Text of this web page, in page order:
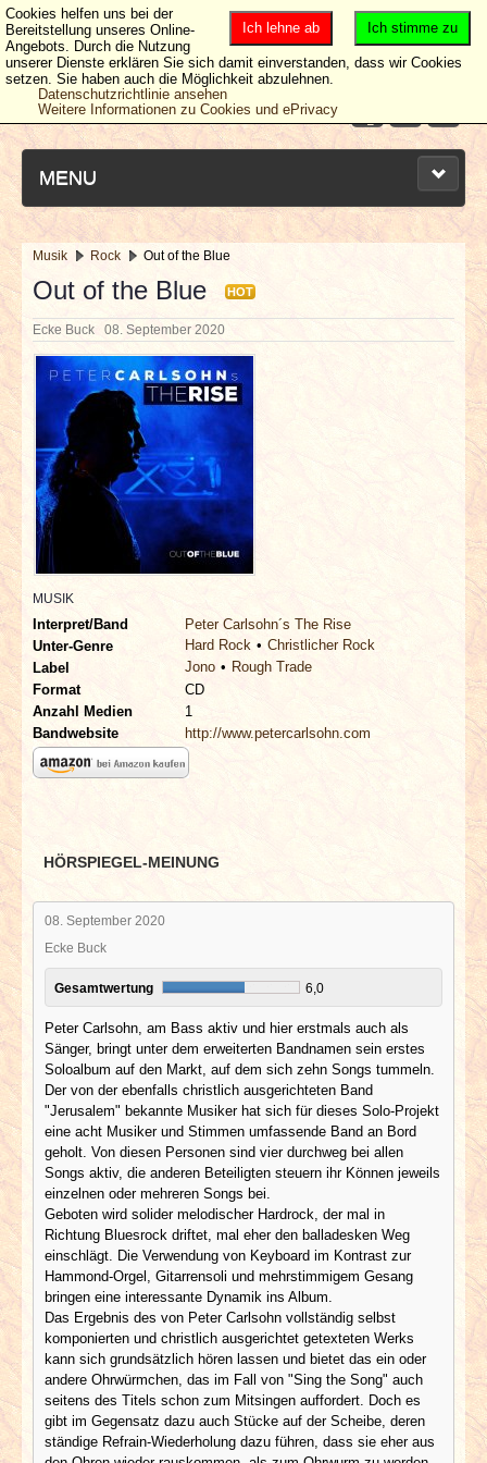
MENU
NEUESTE ARTIKEL
NEWS & DATES
BERICHTE
VERLOSUNGEN
INTERVIEWS
SPECIALS
REDAKTION
LINKS
ARCHIV
Musik Rock Out of the Blue
Out of the Blue HOT
Ecke Buck 08. September 2020
MUSIK
Interpret/Band
Peter Carlsohn´s The Rise
Unter-Genre
Hard Rock
Christlicher Rock
Label
Jono
Rough Trade
Format
CD
Anzahl Medien
1
Bandwebsite
http://www.petercarlsohn.com
HÖRSPIEGEL-MEINUNG
08. September 2020
Ecke Buck
Gesamtwertung 6,0
Peter Carlsohn, am Bass aktiv und hier erstmals auch als
Sänger, bringt unter dem erweiterten Bandnamen sein erstes
Soloalbum auf den Markt, auf dem sich zehn Songs tummeln.
Der von der ebenfalls christlich ausgerichteten Band
"Jerusalem" bekannte Musiker hat sich für dieses Solo-Projekt
eine acht Musiker und Stimmen umfassende Band an Bord
geholt. Von diesen Personen sind vier durchweg bei allen
Songs aktiv, die anderen Beteiligten steuern ihr Können jeweils
einzelnen oder mehreren Songs bei.
Geboten wird solider melodischer Hardrock, der mal in
Richtung Bluesrock driftet, mal eher den balladesken Weg
einschlägt. Die Verwendung von Keyboard im Kontrast zur
Hammond-Orgel, Gitarrensoli und mehrstimmigem Gesang
bringen eine interessante Dynamik ins Album.
Das Ergebnis des von Peter Carlsohn vollständig selbst
komponierten und christlich ausgerichtet getexteten Werks
kann sich grundsätzlich hören lassen und bietet das ein oder
andere Ohrwürmchen, das im Fall von "Sing the Song" auch
seitens des Titels schon zum Mitsingen auffordert. Doch es
gibt im Gegensatz dazu auch Stücke auf der Scheibe, deren
ständige Refrain-Wiederholung dazu führen, dass sie eher aus
Ich stimme zu
Ich lehne ab
Cookies helfen uns bei der
Bereitstellung unseres Online-
Angebots. Durch die Nutzung
unserer Dienste erklären Sie sich damit einverstanden, dass wir Cookies
setzen. Sie haben auch die Möglichkeit abzulehnen.
Datenschutzrichtlinie ansehen
Weitere Informationen zu Cookies und ePrivacy